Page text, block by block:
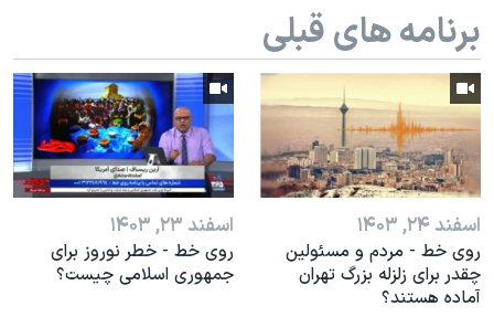
برنامه های قبلی
اسفند ۲۴, ۱۴۰۳
روی خط - مردم و مسئولین
چقدر برای زلزله بزرگ تهران
آماده هستند؟
اسفند ۲۳, ۱۴۰۳
روی خط - خطر نوروز برای
جمهوری اسلامی چیست؟